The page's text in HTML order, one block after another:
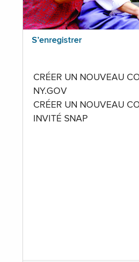
S’enregistrer
CRÉER UN NOUVEAU
NY.GOV
CRÉER UN NOUVEAU
INVITÉ SNAP